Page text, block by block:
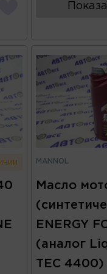
MANNOL
Масло
ENERGY
(аналог
TEC 4400)